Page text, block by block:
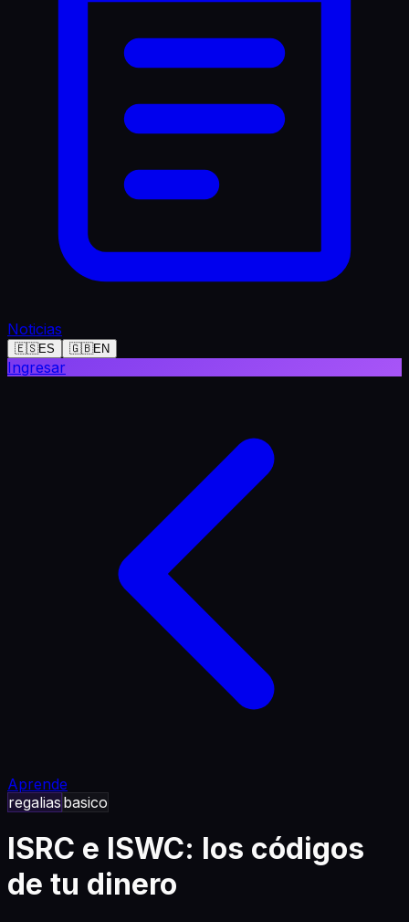
Noticias
🇪🇸ES 🇬🇧EN
Ingresar
Aprende
regalias basico
ISRC e ISWC: los códigos
de tu dinero